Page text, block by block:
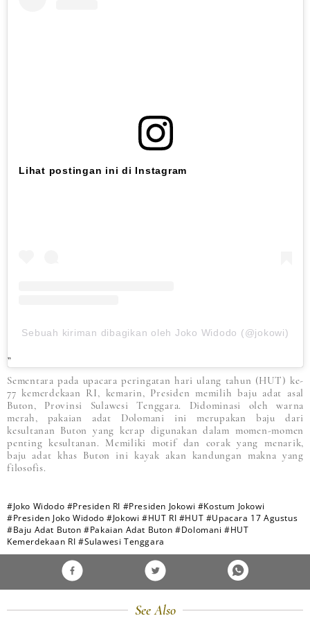
Lihat postingan ini di Instagram
Sebuah kiriman dibagikan oleh Joko Widodo (@jokowi)
Sementara pada upacara peringatan hari ulang tahun (HUT) ke-
77 kemerdekaan RI, kemarin, Presiden memilih baju adat asal
Buton, Provinsi Sulawesi Tenggara. Didominasi oleh warna
merah, pakaian adat Dolomani ini merupakan baju dari
kesultanan Buton yang kerap digunakan dalam momen-momen
penting kesultanan. Memiliki motif dan corak yang menarik,
baju adat khas Buton ini kayak akan kandungan makna yang
filosofis.
#Joko Widodo #Presiden RI #Presiden Jokowi #Kostum Jokowi
#Presiden Joko Widodo #Jokowi #HUT RI #HUT #Upacara 17 Agustus
#Baju Adat Buton #Pakaian Adat Buton #Dolomani #HUT
Kemerdekaan RI #Sulawesi Tenggara
See Also